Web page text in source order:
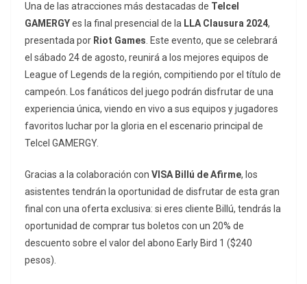
Una de las atracciones más destacadas de Telcel
GAMERGYes la final presencial de la LLA Clausura 2024,
presentada por Riot Games. Este evento, que se celebrará
el sábado 24 de agosto, reunirá a los mejores equipos de
League of Legends de la región, compitiendo por el título de
campeón. Los fanáticos del juego podrán disfrutar de una
experiencia única, viendo en vivo a sus equipos y jugadores
favoritos luchar por la gloria en el escenario principal de
Telcel GAMERGY.
Gracias a la colaboración con VISA Billú de Afirme, los
asistentes tendrán la oportunidad de disfrutar de esta gran
final con una oferta exclusiva: si eres cliente Billú, tendrás la
oportunidad de comprar tus boletos con un 20% de
descuento sobre el valor del abono Early Bird 1 ($240
pesos).